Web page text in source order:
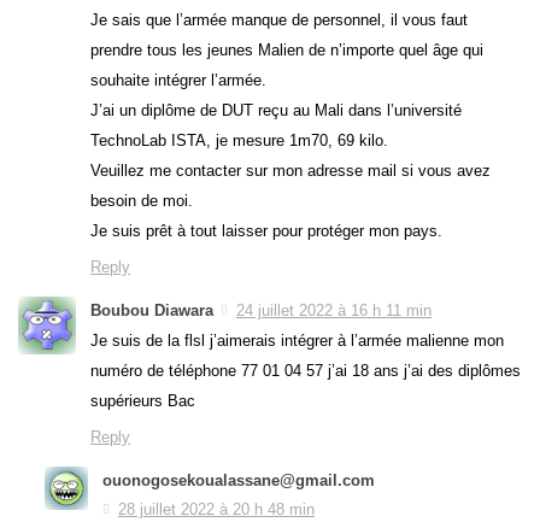
Je sais que l’armée manque de personnel, il vous faut
prendre tous les jeunes Malien de n’importe quel âge qui
souhaite intégrer l’armée.
J’ai un diplôme de DUT reçu au Mali dans l’université
TechnoLab ISTA, je mesure 1m70, 69 kilo.
Veuillez me contacter sur mon adresse mail si vous avez
besoin de moi.
Je suis prêt à tout laisser pour protéger mon pays.
Reply
Boubou Diawara
24 juillet 2022 à 16 h 11 min
Je suis de la flsl j’aimerais intégrer à l’armée malienne mon
numéro de téléphone 77 01 04 57 j’ai 18 ans j’ai des diplômes
supérieurs Bac
Reply
ouonogosekoualassane@gmail.com
28 juillet 2022 à 20 h 48 min